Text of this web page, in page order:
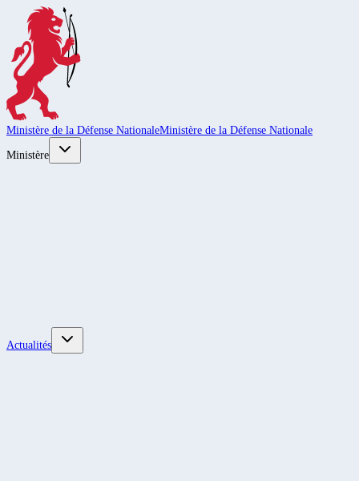
Ministère de la Défense NationaleMinistère de la Défense Nationale
Ministère
Actualités